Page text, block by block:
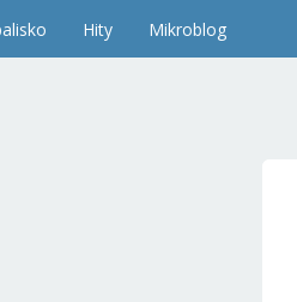
Hity Mikroblog